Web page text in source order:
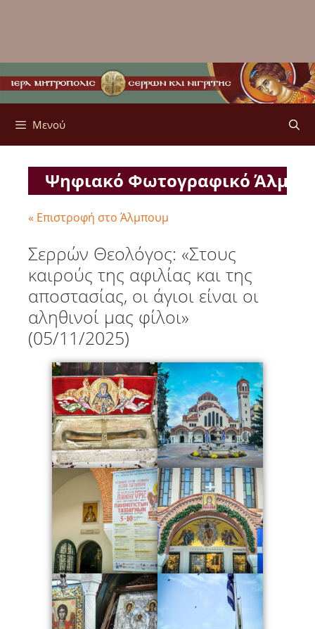
Μενού
Ψηφιακό Φωτογραφικό
« Επιστροφή στο Άλμπουμ
Σερρών Θεολόγος: «Στους
καιρούς της αφιλίας και της
αποστασίας, οι άγιοι είναι οι
αληθινοί μας φίλοι»
(05/11/2025)